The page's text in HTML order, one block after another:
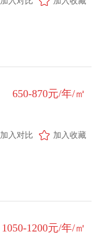
650-870元/年/㎡
加入收藏
加入对比
1050-1200元/年/㎡